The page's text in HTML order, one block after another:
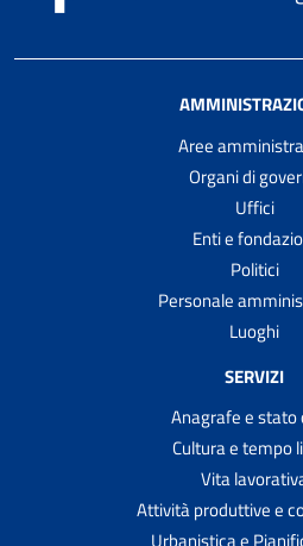
Aree
Organi di
Uffici
Enti e
Politici
Personale
Luoghi
SERVIZI
Anagrafe e stato
Cultura e tempo
Vita
Attività produttive e